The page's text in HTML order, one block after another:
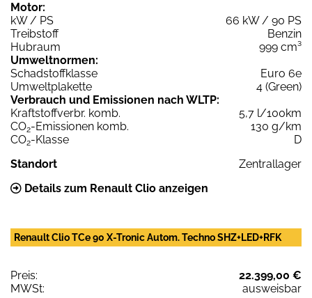
Motor:
kW / PS
66 kW / 90 PS
Treibstoff
Benzin
Hubraum
999 cm³
Umweltnormen:
Schadstoffklasse
Euro 6e
Umweltplakette
4 (Green)
Verbrauch und Emissionen nach WLTP:
Kraftstoffverbr. komb.
5,7 l/100km
CO2-Emissionen komb.
130 g/km
CO2-Klasse
D
Standort
Zentrallager
Details zum Renault Clio anzeigen
Renault Clio TCe 90 X-Tronic Autom. Techno SHZ+LED+RFK
Preis:
22.399,00 €
MWSt:
ausweisbar